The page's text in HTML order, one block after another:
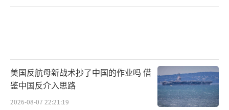
之内参加了密集的会谈、签约仪式和文化活
动。代表团不仅包括外交和经济阁员，还有多
位美国企业界领袖随行。这种“全家福”式的
美国反航母新战术抄了中国的作业吗 借
鉴中国反介入思路
2026-08-07 22:21:19